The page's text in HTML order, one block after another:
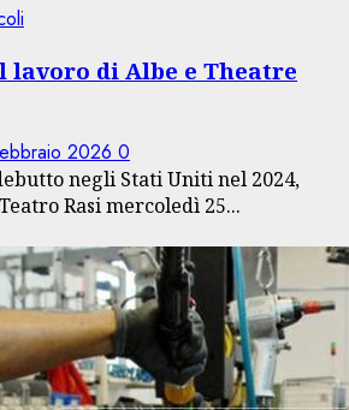
lavoro di Albe e Theatre
2026 0
negli Stati Uniti nel 2024,
Rasi mercoledì 25...